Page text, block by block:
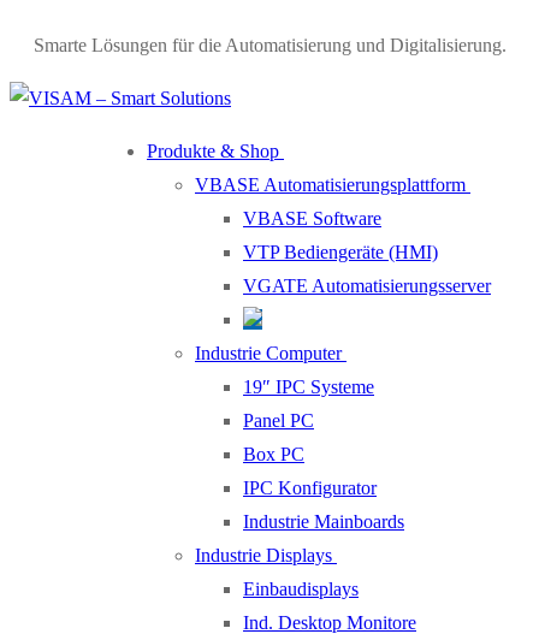
Smarte Lösungen für die Automatisierung und Digitalisierung.
Produkte & Shop
VBASE Automatisierungsplattform
VBASE Software
VTP Bediengeräte (HMI)
VGATE Automatisierungsserver
Industrie Computer
19″ IPC Systeme
Panel PC
Box PC
IPC Konfigurator
Industrie Mainboards
Industrie Displays
Einbaudisplays
Ind. Desktop Monitore